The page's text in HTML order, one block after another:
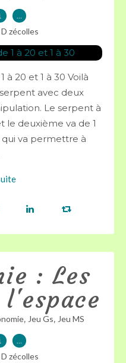
…
zécolles
à 20 et 1 à 30 Voilà
avec deux
Le serpent à
le deuxième va de 1
qui va permettre à
: Les
, Jeu Gs, Jeu MS
…
zécolles